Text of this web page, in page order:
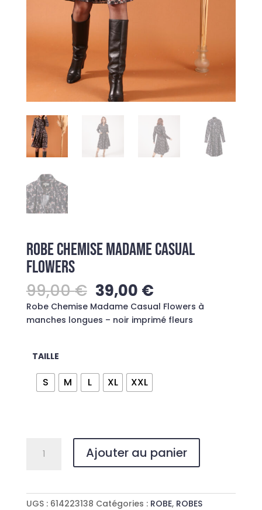
ROBE CHEMISE MADAME CASUAL
FLOWERS
99,00€ Le
prix
initial
était :
39,00 €Le
prix
actuel
est :
Robe Chemise Madame Casual Flowers à
manches longues – noir imprimé fleurs
TAILLE
S M L XL XXL
MADAME
Ajouter au panier
UGS : 614223138 Catégories : ROBE, ROBES